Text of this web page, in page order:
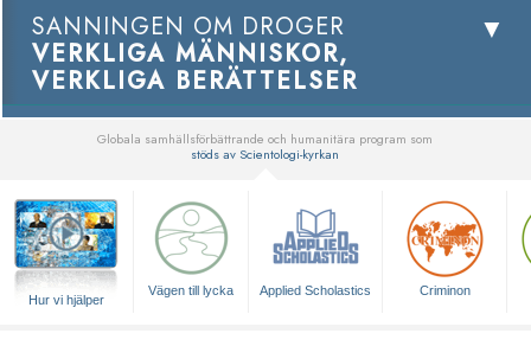
SANNINGEN OM DROGER
VERKLIGA MÄNNISKOR,
VERKLIGA BERÄTTELSER
Globala samhällsförbättrande och humanitära program som
stöds av Scientologi-kyrkan
Hur vi hjälper
Vägen till lycka Applied Scholastics Criminon